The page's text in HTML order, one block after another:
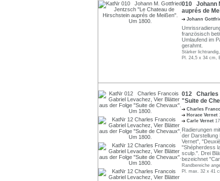
010 Johann
auprés de
Johann
französisch
Umlaufend im
gerahmt.
Stärker
Pl. 24,5 x 34 cm,
012 Charles
"Suite de
Charles
Horace Vernet
Carle Vernet
Radierungen
der Darstellung
Vernet",
"Shépherdess
sculp.". Drei
bezeichnet
Randbereiche
Pl. max. 32 x 41